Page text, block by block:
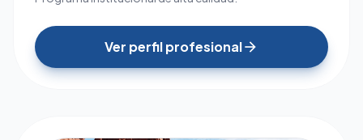
Ver perfil profesionalarrow_forward